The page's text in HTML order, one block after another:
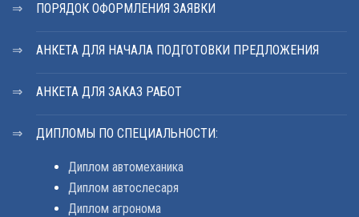
ПОРЯДОК ОФОРМЛЕНИЯ ЗАЯВКИ
АНКЕТА ДЛЯ НАЧАЛА ПОДГОТОВКИ ПРЕДЛОЖЕНИЯ
АНКЕТА ДЛЯ ЗАКАЗ РАБОТ
ДИПЛОМЫ ПО СПЕЦИАЛЬНОСТИ:
Диплом автомеханика
Диплом автослесаря
Диплом агронома